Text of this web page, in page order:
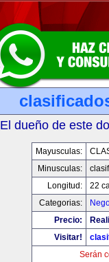
El dueño de este
Mayusculas:
Minusculas:
Longitud:
22
Categorias:
Precio:
Visitar!
Serán